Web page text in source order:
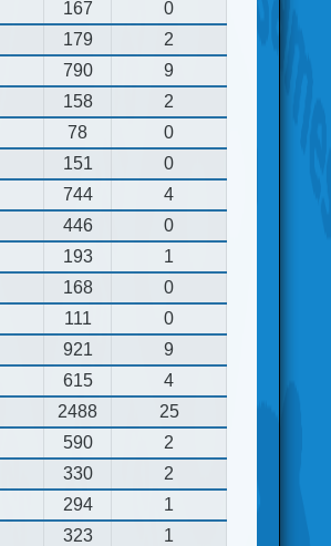
167
0
179
2
790
9
158
2
78
0
151
0
744
4
446
0
193
1
168
0
111
0
921
9
615
4
2488
25
590
2
330
2
294
1
323
1